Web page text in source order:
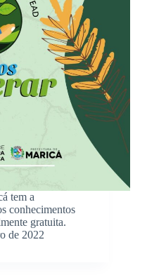
tem a
conhecimentos
gratuita.
de 2022